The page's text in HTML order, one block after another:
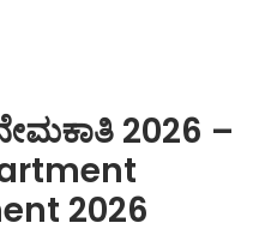
2026 –
2026